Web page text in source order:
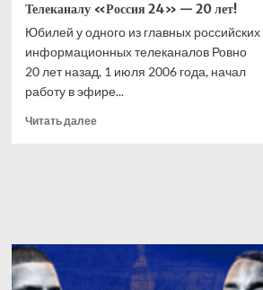
Телеканалу «Россия 24» — 20 лет!
Юбилей у одного из главных российских
информационных телеканалов Ровно
20 лет назад, 1 июля 2006 года, начал
работу в эфире...
Читать далееПрочитать